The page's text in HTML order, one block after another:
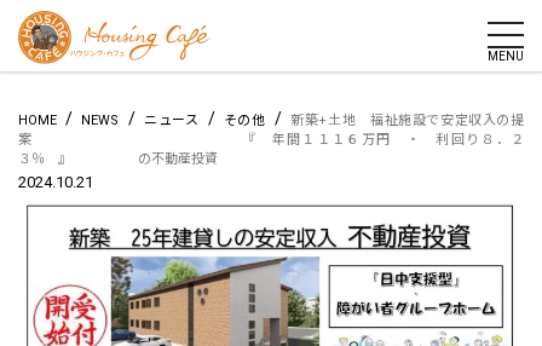
MENU
HOME / NEWS / ニュース / その他 /
新築+土地 福祉施設で安定収入の提
案 『 年間１１１６万円 ・ 利回り８．２
３％ 』 の不動産投資
2024.10.21